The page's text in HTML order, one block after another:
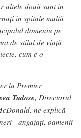
altele două sunt în
în spitale multă
domeniu pe
de stilul de viață
cum e o
la Premier
Tudose, Directorul
ne explică
- angajați, oamenii